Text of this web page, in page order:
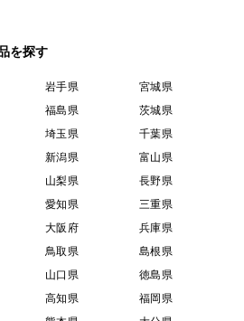
を探す
岩手県
宮城県
福島県
茨城県
埼玉県
千葉県
新潟県
富山県
山梨県
長野県
愛知県
三重県
大阪府
兵庫県
鳥取県
島根県
山口県
徳島県
高知県
福岡県